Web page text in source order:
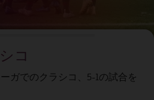
コ
ガでのクラシコ、5-1の試合を